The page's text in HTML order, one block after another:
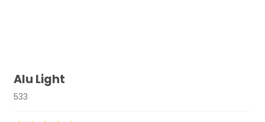
Alu Light
533